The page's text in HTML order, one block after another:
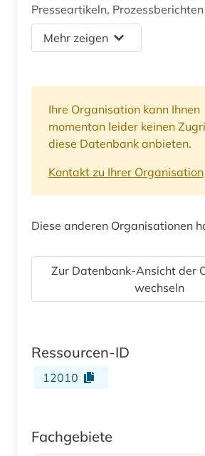
Presseartikeln,
Mehr zeigen
Ihre Organisation kann Ihnen
momentan leider keinen
diese Datenbank anbieten.
Kontakt zu Ihrer Organisation
Diese anderen Organisationen
Zur Datenbank-Ansicht der
wechseln
Ressourcen-ID
12010
Fachgebiete